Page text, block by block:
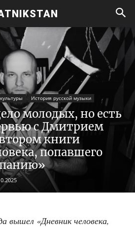
История русской музыки
молодых, но есть
с Дмитрием
книги
попавшего
вышел «Днев­ник чело­ве­ка,